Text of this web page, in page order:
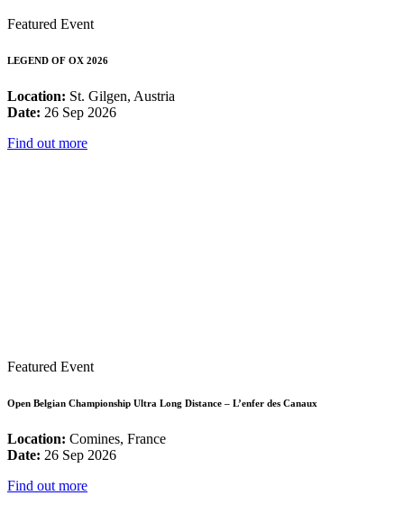
Featured Event
LEGEND OF OX 2026
Location: St. Gilgen, Austria
Date: 26 Sep 2026
Find out more
Featured Event
Open Belgian Championship Ultra Long Distance – L’enfer des Canaux
Location: Comines, France
Date: 26 Sep 2026
Find out more